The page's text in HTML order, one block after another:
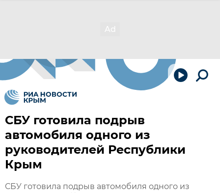
СБУ готовила подрыв
автомобиля одного из
руководителей Республики
Крым
СБУ готовила подрыв автомобиля одного из